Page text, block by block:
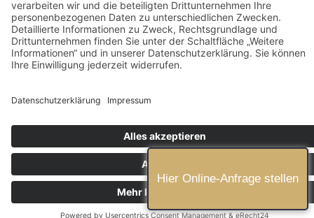
Hier finden sie uns
Hier Online-Anfrage stellen